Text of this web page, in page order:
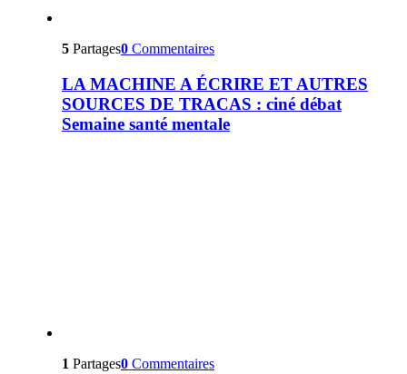
5 Partages0 Commentaires
LA MACHINE A ÉCRIRE ET AUTRES
SOURCES DE TRACAS : ciné débat
Semaine santé mentale
1 Partages0 Commentaires